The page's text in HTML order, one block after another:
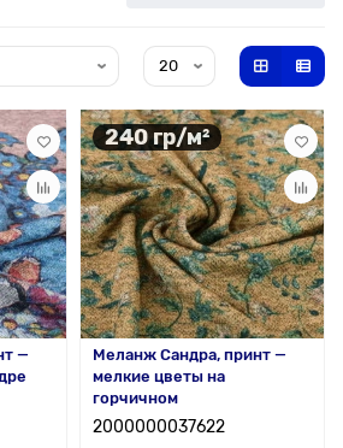
—
240 гр/м²
Меланж Сандра, принт —
мелкие цветы на
горчичном
2000000037622